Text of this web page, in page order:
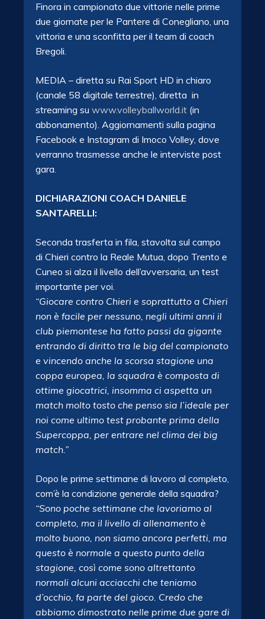
Finora in campionato due vittorie nelle prime
due giornate per le Pantere di Conegliano, una
vittoria e una sconfitta per il team di coach
Bregoli.
MEDIA – diretta su Rai Sport HD in chiaro
(canale 58 digitale terrestre), diretta in
streaming su www.volleyballworld.it (in
abbonamento). Aggiornamenti sulla pagina
Facebook e Instagram di Imoco Volley, dove
verranno trasmesse anche le interviste post
gara.
DICHIARAZIONI COACH DANIELE
SANTARELLI:
Seconda trasferta in fila, stavolta sul campo
di Chieri contro la Reale Mutua, dopo Trento e
Cuneo si alza il livello dell’avversaria, un test
importante per voi.
“Giocare contro Chieri e soprattutto a Chieri
non è facile per nessuno, negli ultimi anni il
club piemontese ha fatto passi da gigante
entrando di diritto tra le big del campionato
e vincendo anche la scorsa stagione una
coppa europea, la squadra è composta di
ottime giocatrici, insomma ci aspetta un
match molto tosto che penso sia l’ideale per
noi come ultimo test probante prima della
Supercoppa, per entrare nel clima dei big
match.”
Dopo le prime settimane di lavoro al completo,
com’è la condizione generale della squadra?
“Sono poche settimane che lavoriamo al
completo, ma il livello di allenamento è
molto buono, non siamo ancora perfetti, ma
questo è normale a questo punto della
stagione, così come sono altrettanto
normali alcuni acciacchi che teniamo
d’occhio, fa parte del gioco. Credo che
abbiamo dimostrato nelle prime due gare di